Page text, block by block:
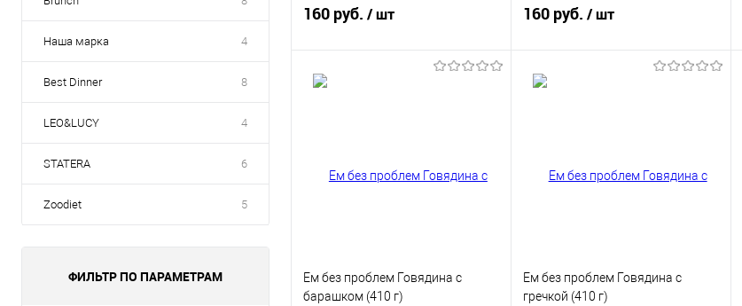
Наша марка 4
Best Dinner 8
LEO&LUCY 4
STATERA 6
Zoodiet 5
ФИЛЬТР ПО ПАРАМЕТРАМ
160 руб. / шт 160 руб. / шт
Ем без проблем Говядина с
барашком (410 г)
Ем без проблем Говядина с
гречкой (410 г)